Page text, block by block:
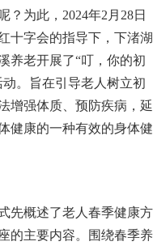
？为此，2024年2月28日
十字会的指导下，下渚湖
养老开展了“叮，你的初
。旨在引导老人树立初
增强体质、预防疾病，延
健康的一种有效的身体健
先概述了老人春季健康方
的主要内容。围绕春季养